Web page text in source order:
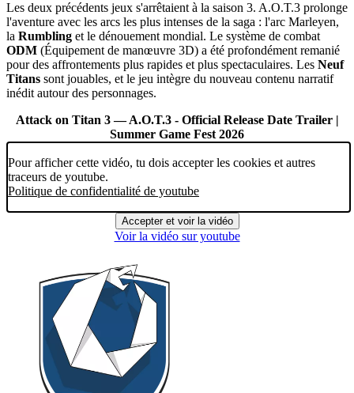
Les deux précédents jeux s'arrêtaient à la saison 3. A.O.T.3 prolonge
l'aventure avec les arcs les plus intenses de la saga : l'arc Marleyen,
la Rumbling et le dénouement mondial. Le système de combat
ODM (Équipement de manœuvre 3D) a été profondément remanié
pour des affrontements plus rapides et plus spectaculaires. Les Neuf
Titans sont jouables, et le jeu intègre du nouveau contenu narratif
inédit autour des personnages.
Attack on Titan 3 — A.O.T.3 - Official Release Date Trailer |
Summer Game Fest 2026
Pour afficher cette vidéo, tu dois accepter les cookies et autres
traceurs de youtube.
Politique de confidentialité de youtube
Accepter et voir la vidéo
Voir la vidéo sur youtube